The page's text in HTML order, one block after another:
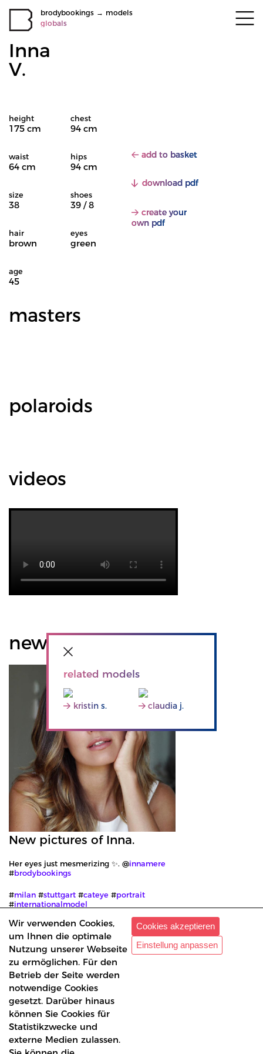
brodybookings → models
globals
Inna
V.
height
175 cm
chest
94 cm
waist
64 cm
hips
94 cm
size
38
shoes
39 / 8
hair
brown
eyes
green
age
45
add to basket
download pdf
create your
own pdf
masters
polaroids
videos
related models
kristin s. claudia j.
news
New pictures of Inna.
Her eyes just mesmerizing ✨. @innamere
#brodybookings
#milan #stuttgart #cateye #portrait
#internationalmodel
Inna V.
Wir verwenden Cookies,
um Ihnen die optimale
Nutzung unserer Webseite
zu ermöglichen. Für den
Betrieb der Seite werden
notwendige Cookies
gesetzt. Darüber hinaus
können Sie Cookies für
Statistikzwecke und
externe Medien zulassen.
Cookies akzeptieren
Einstellung anpassen